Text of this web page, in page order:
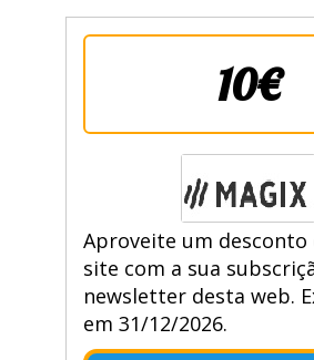
10€
Aproveite um desconto
site com a sua
newsletter desta web.
em 31/12/2026.